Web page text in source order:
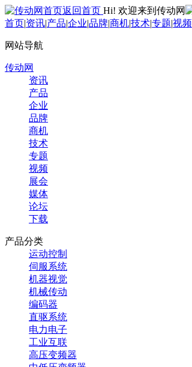
返回首页 Hi! 欢迎来到传动网
首页|资讯|产品|企业|品牌|商机|技术|专题|视频
网站导航
传动网
资讯
产品
企业
品牌
商机
技术
专题
视频
展会
媒体
论坛
下载
产品分类
运动控制
伺服系统
机器视觉
机械传动
编码器
直驱系统
电力电子
工业互联
高压变频器